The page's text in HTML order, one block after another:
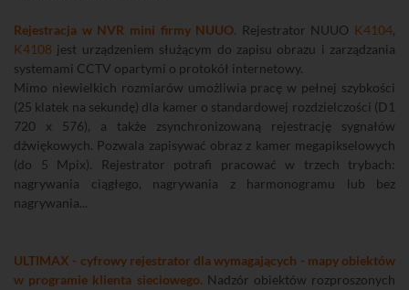
Rejestracja w NVR mini firmy NUUO. Rejestrator NUUO K4104,
K4108 jest urządzeniem służącym do zapisu obrazu i zarządzania
systemami CCTV opartymi o protokół internetowy.
Mimo niewielkich rozmiarów umożliwia pracę w pełnej szybkości
(25 klatek na sekundę) dla kamer o standardowej rozdzielczości (D1
720 x 576), a także zsynchronizowaną rejestrację sygnałów
dźwiękowych. Pozwala zapisywać obraz z kamer megapikselowych
(do 5 Mpix). Rejestrator potrafi pracować w trzech trybach:
nagrywania ciągłego, nagrywania z harmonogramu lub bez
nagrywania...
ULTIMAX - cyfrowy rejestrator dla wymagających - mapy obiektów
w programie klienta sieciowego. Nadzór obiektów rozproszonych